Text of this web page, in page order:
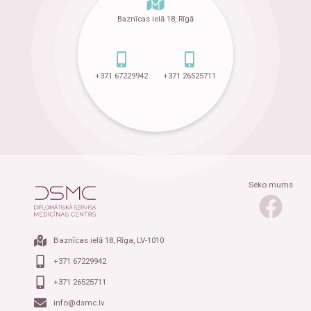
Baznīcas ielā 18, Rīgā
+371 67229942 +371 26525711
Seko mums
Baznīcas ielā 18, Rīga, LV-1010
+371 67229942
+371 26525711
info@dsmc.lv